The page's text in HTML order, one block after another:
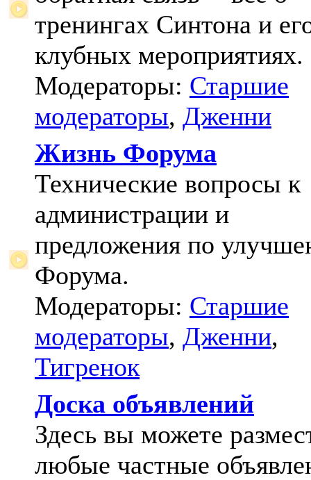
тренингах Синтона и
клубных мероприятиях.
Модераторы: Старшие
модераторы, Дженни
Жизнь Форума
Технические вопросы к
администрации и
предложения по
Форума.
Модераторы: Старшие
модераторы, Дженни,
Тигренок
Доска объявлений
Здесь вы можете
любые частные